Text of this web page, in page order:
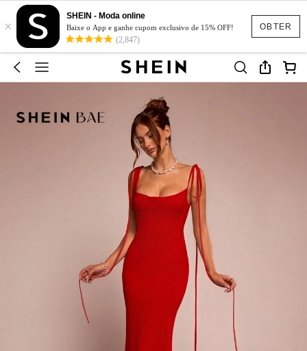
OBTER
×
SHEIN - Moda online
Baixe o App e ganhe cupom exclusivo de 15% OFF!
(2,847)